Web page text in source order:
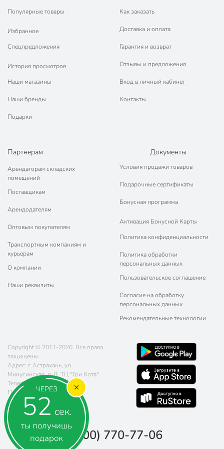
ЧЕРЕЗ
51 сек.
ты получишь
подарок
Популярные товары
Избранное
Спецпредложения
История просмотров
Наши магазины
Наши бренды
Подарки
Как заказать
Доставка и оплата
Гарантия и возврат
Отзывы и предложения
Вход в личный кабинет
Контакты
Партнерам
Арендаторам складских
помещений
Поставщикам
Арендодателям
Оптовым покупателям
Транспортным компаниям и
курьерам
О компании
Наши реквизиты
Документы
Условия продажи товаров
Подарочные сертификаты
Бонусная программа
Активация Бонусной Карты
Политика конфиденциальности
Политика обработки
персональных данных
Пользовательское соглашение
Согласие на обработку
персональных данных
Рекомендательные технологии
Copyright © 2011-2026. Все права
защищены.
Адрес: г. Астрахань, ул.
Минусинская, д. 8, ТЦ "Три Кота"
Телефон:
8 (800) 770-77-06
Почта:
sales@poryadok.ru
8 (800) 770-77-06